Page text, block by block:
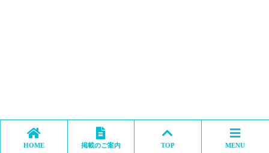
HOME 掲載のご案内 TOP MENU